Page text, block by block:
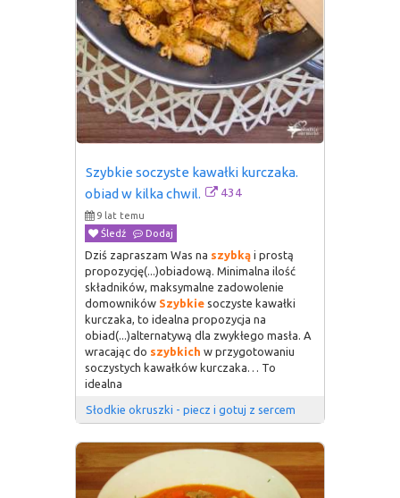
Szybkie soczyste kawałki kurczaka.
obiad w kilka chwil.
434
9 lat temu
Śledź
Dodaj
Dziś zapraszam Was na szybką i prostą
propozycję(...)obiadową. Minimalna ilość
składników, maksymalne zadowolenie
domowników Szybkie soczyste kawałki
kurczaka, to idealna propozycja na
obiad(...)alternatywą dla zwykłego masła. A
wracając do szybkich w przygotowaniu
soczystych kawałków kurczaka… To
idealna
Słodkie okruszki - piecz i gotuj z sercem